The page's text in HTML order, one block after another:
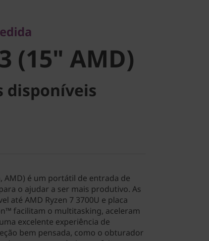
(15" AMD)
disponíveis
AMD) é um portátil de entrada de
o ajudar a ser mais produtivo. As
até AMD Ryzen 7 3700U e placa
facilitam o multitasking, aceleram
excelente experiência de
bem pensada, como o obturador